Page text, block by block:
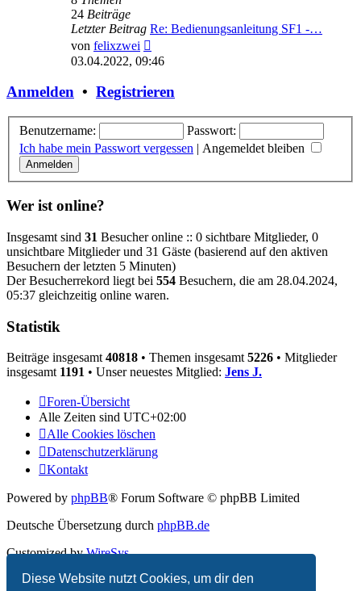
Diese Website nutzt Cookies, um dir den
24 Beiträge
Letzter Beitrag Re: Bedienungsanleitung SF1 -…
von felixzwei
Beitrag
03.04.2022, 09:46
Anmelden • Registrieren
Benutzername:
Passwort:
Ich habe mein Passwort vergessen | Angemeldet bleiben
Wer ist online?
Insgesamt sind 31 Besucher online :: 0 sichtbare Mitglieder, 0
unsichtbare Mitglieder und 31 Gäste (basierend auf den aktiven
Besuchern der letzten 5 Minuten)
Der Besucherrekord liegt bei 554 Besuchern, die am 28.04.2024,
05:37 gleichzeitig online waren.
Statistik
Beiträge insgesamt40818 • Themen insgesamt5226 • Mitglieder
insgesamt 1191 • Unser neuestes Mitglied: Jens J.
Foren-Übersicht
Alle Zeiten sind UTC+02:00
Alle Cookies löschen
Datenschutzerklärung
Kontakt
Powered by phpBB® Forum Software © phpBB Limited
Deutsche Übersetzung durch phpBB.de
Customized byWireSys
Datenschutz |Nutzungsbedingungen